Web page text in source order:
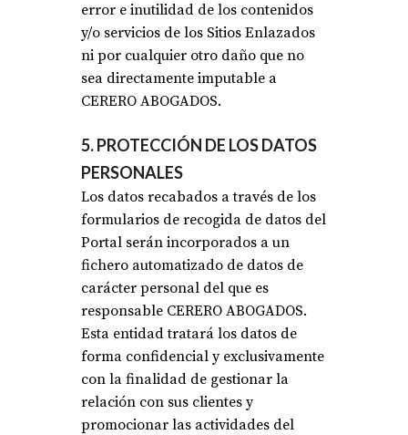
error e inutilidad de los contenidos
y/o servicios de los Sitios Enlazados
ni por cualquier otro daño que no
sea directamente imputable a
CERERO ABOGADOS.
5. PROTECCIÓN DE LOS DATOS
PERSONALES
Los datos recabados a través de los
formularios de recogida de datos del
Portal serán incorporados a un
fichero automatizado de datos de
carácter personal del que es
responsable CERERO ABOGADOS.
Esta entidad tratará los datos de
forma confidencial y exclusivamente
con la finalidad de gestionar la
relación con sus clientes y
promocionar las actividades del